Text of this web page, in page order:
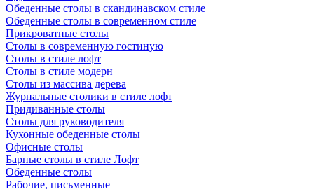
Обеденные столы в скандинавском стиле
Обеденные столы в современном стиле
Прикроватные столы
Столы в современную гостиную
Столы в стиле лофт
Столы в стиле модерн
Столы из массива дерева
Журнальные столики в стиле лофт
Придиванные столы
Столы для руководителя
Кухонные обеденные столы
Офисные столы
Барные столы в стиле Лофт
Обеденные столы
Рабочие, письменные